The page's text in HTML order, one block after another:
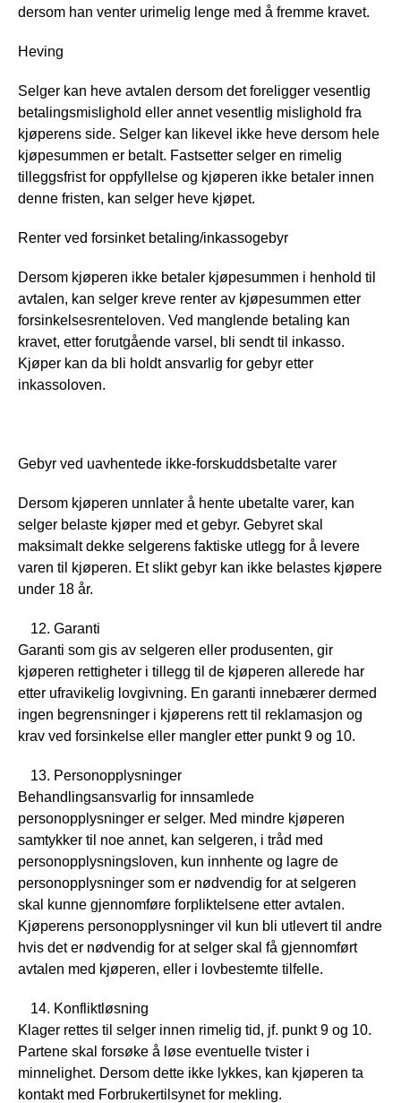
dersom han venter urimelig lenge med å fremme kravet.
Heving
Selger kan heve avtalen dersom det foreligger vesentlig
betalingsmislighold eller annet vesentlig mislighold fra
kjøperens side. Selger kan likevel ikke heve dersom hele
kjøpesummen er betalt. Fastsetter selger en rimelig
tilleggsfrist for oppfyllelse og kjøperen ikke betaler innen
denne fristen, kan selger heve kjøpet.
Renter ved forsinket betaling/inkassogebyr
Dersom kjøperen ikke betaler kjøpesummen i henhold til
avtalen, kan selger kreve renter av kjøpesummen etter
forsinkelsesrenteloven. Ved manglende betaling kan
kravet, etter forutgående varsel, bli sendt til inkasso.
Kjøper kan da bli holdt ansvarlig for gebyr etter
inkassoloven.
Gebyr ved uavhentede ikke-forskuddsbetalte varer
Dersom kjøperen unnlater å hente ubetalte varer, kan
selger belaste kjøper med et gebyr. Gebyret skal
maksimalt dekke selgerens faktiske utlegg for å levere
varen til kjøperen. Et slikt gebyr kan ikke belastes kjøpere
under 18 år.
Garanti
Garanti som gis av selgeren eller produsenten, gir
kjøperen rettigheter i tillegg til de kjøperen allerede har
etter ufravikelig lovgivning. En garanti innebærer dermed
ingen begrensninger i kjøperens rett til reklamasjon og
krav ved forsinkelse eller mangler etter punkt 9 og 10.
Personopplysninger
Behandlingsansvarlig for innsamlede
personopplysninger er selger. Med mindre kjøperen
samtykker til noe annet, kan selgeren, i tråd med
personopplysningsloven, kun innhente og lagre de
personopplysninger som er nødvendig for at selgeren
skal kunne gjennomføre forpliktelsene etter avtalen.
Kjøperens personopplysninger vil kun bli utlevert til andre
hvis det er nødvendig for at selger skal få gjennomført
avtalen med kjøperen, eller i lovbestemte tilfelle.
Konfliktløsning
Klager rettes til selger innen rimelig tid, jf. punkt 9 og 10.
Partene skal forsøke å løse eventuelle tvister i
minnelighet. Dersom dette ikke lykkes, kan kjøperen ta
kontakt med Forbrukertilsynet for mekling.